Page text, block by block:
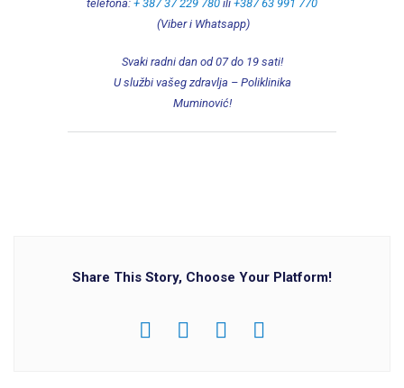
telefona: + 387 37 229 780 ili +387 63 991 770
(Viber i Whatsapp)
Svaki radni dan od 07 do 19 sati!
U službi vašeg zdravlja – Poliklinika
Muminović!
Share This Story, Choose Your Platform!